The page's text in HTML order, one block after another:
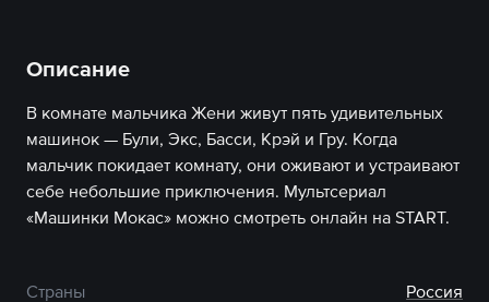
Описание
В комнате мальчика Жени живут пять удивительных
машинок — Були, Экс, Басси, Крэй и Гру. Когда
мальчик покидает комнату, они оживают и устраивают
себе небольшие приключения. Мультсериал
«Машинки Мокас» можно смотреть онлайн на START.
Страны
Россия